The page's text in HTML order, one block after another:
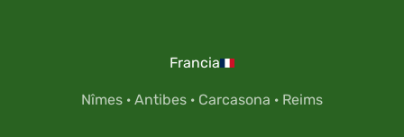
Francia
Nîmes · Antibes · Carcasona · Reims